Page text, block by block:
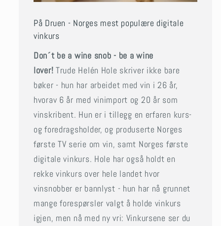
På Druen - Norges mest populære digitale
vinkurs
Don´t be a wine snob - be a wine
lover!Trude Helén Hole skriver ikke bare
bøker - hun har arbeidet med vin i 26 år,
hvorav 6 år med vinimport og 20 år som
vinskribent. Hun er i tillegg en erfaren kurs-
og foredragsholder, og produserte Norges
første TV serie om vin, samt Norges første
digitale vinkurs. Hole har også holdt en
rekke vinkurs over hele landet hvor
vinsnobber er bannlyst - hun har nå grunnet
mange forespørsler valgt å holde vinkurs
igjen, men nå med ny vri: Vinkursene ser du